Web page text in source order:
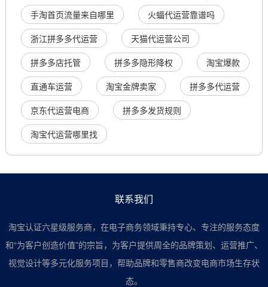
手淘首页流量来自哪里
火蝠代运营靠谱吗
浙江拼多多代运营
天猫代运营公司
拼多多店托管
拼多多隐形降权
淘宝爆款
直通车运营
淘宝金牌卖家
拼多多代运营
京东代运营电商
拼多多发货规则
淘宝代运营哪里找
联系我们
淘宝认证六星级服务商，在电子商务领域秉持专心、专注的服务态度
和“为客户创造价值”的宗旨，为客户提供周全的品牌策划、运营推广、
视觉设计等多元化服务项目，帮助品牌和零售商改变电商市场生存状
态。